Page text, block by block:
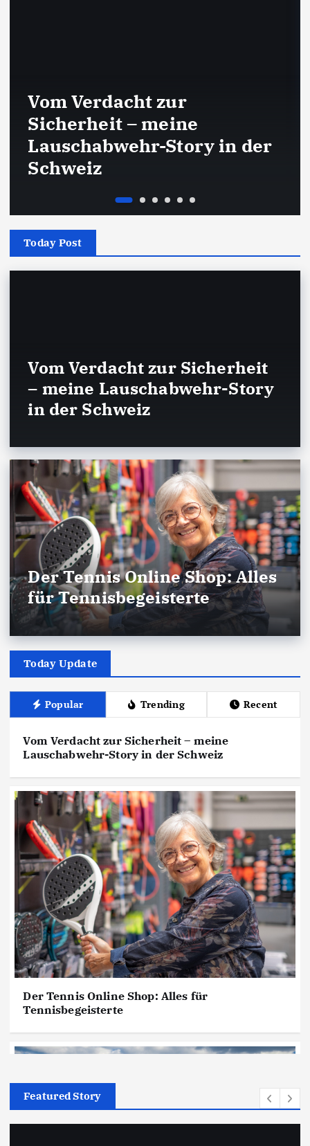
Vom Verdacht zur
Sicherheit – meine
Lauschabwehr-Story in der
Schweiz
Today Post
Vom Verdacht zur Sicherheit
– meine Lauschabwehr-Story
in der Schweiz
Der Tennis Online Shop: Alles
für Tennisbegeisterte
Today Update
Popular Trending Recent
Vom Verdacht zur Sicherheit – meine
Lauschabwehr-Story in der Schweiz
Der Tennis Online Shop: Alles für
Tennisbegeisterte
Featured Story